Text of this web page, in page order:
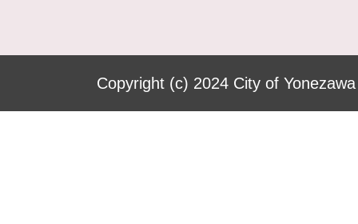
Copyright (c) 2024 City of